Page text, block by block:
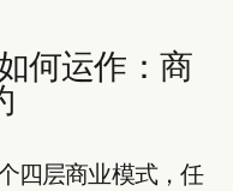
何运作：商
四层商业模式，任